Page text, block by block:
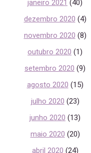
janeiro 2021 (40)
dezembro 2020 (4)
novembro 2020 (8)
outubro 2020 (1)
setembro 2020 (9)
agosto 2020 (15)
julho 2020 (23)
junho 2020 (13)
maio 2020 (20)
abril 2020 (24)